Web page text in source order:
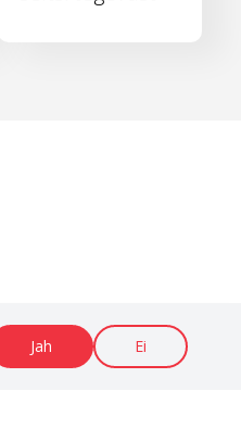
Jah Ei